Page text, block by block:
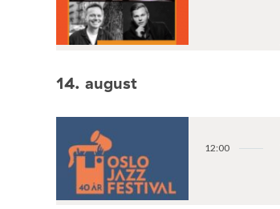
14. august
12:00